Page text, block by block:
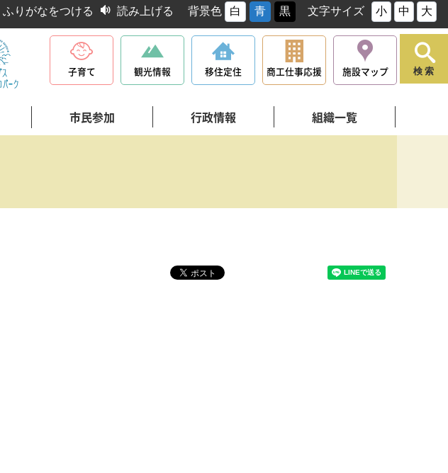
ふりがなをつける 読み上げる 背景色 白 青 黒 文字サイズ 小 中 大
子育て 観光情報 移住定住 商工仕事応援 施設マップ
市民参加 行政情報 組織一覧
検索